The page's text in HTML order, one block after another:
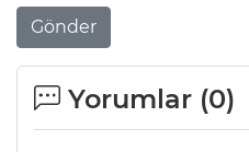
Gönder
Yorumlar (0)